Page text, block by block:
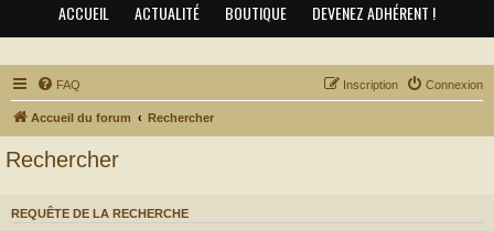
ACCUEIL ACTUALITÉ BOUTIQUE DEVENEZ ADHÉRENT !
FAQ Connexion
Inscription
Accueil du forum Rechercher
Rechercher
REQUÊTE DE LA RECHERCHE